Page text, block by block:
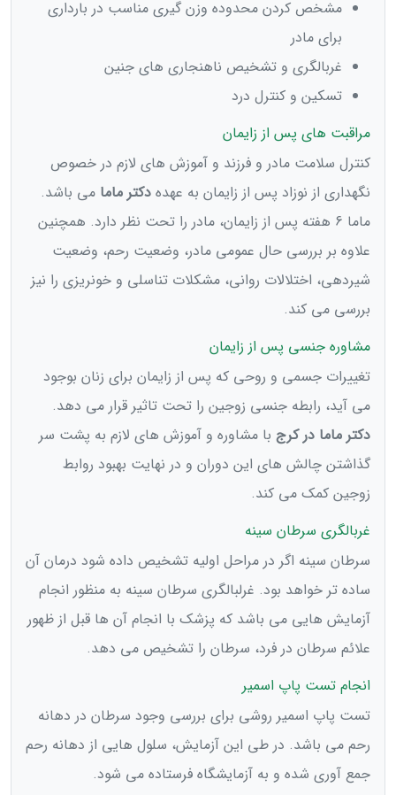
مشخص کردن محدوده وزن گیری مناسب در بارداری
برای مادر
غربالگری و تشخیص ناهنجاری های جنین
تسکین و کنترل درد
مراقبت های پس از زایمان
کنترل سلامت مادر و فرزند و آموزش های لازم در خصوص
نگهداری از نوزاد پس از زایمان به عهده دکتر ماما می باشد.
ماما 6 هفته پس از زایمان، مادر را تحت نظر دارد. همچنین
علاوه بر بررسی حال عمومی مادر، وضعیت رحم، وضعیت
شیردهی، اختلالات روانی، مشکلات تناسلی و خونریزی را نیز
بررسی می کند.
مشاوره جنسی پس از زایمان
تغییرات جسمی و روحی که پس از زایمان برای زنان بوجود
می آید، رابطه جنسی زوجین را تحت تاثیر قرار می دهد.
دکتر ماما در کرج با مشاوره و آموزش های لازم به پشت سر
گذاشتن چالش های این دوران و در نهایت بهبود روابط
زوجین کمک می کند.
غربالگری سرطان سینه
سرطان سینه اگر در مراحل اولیه تشخیص داده شود درمان آن
ساده تر خواهد بود. غرلبالگری سرطان سینه به منظور انجام
آزمایش هایی می باشد که پزشک با انجام آن ها قبل از ظهور
علائم سرطان در فرد، سرطان را تشخیص می دهد.
انجام تست پاپ اسمیر
تست پاپ اسمیر روشی برای بررسی وجود سرطان در دهانه
رحم می باشد. در طی این آزمایش، سلول هایی از دهانه رحم
جمع آوری شده و به آزمایشگاه فرستاده می شود.